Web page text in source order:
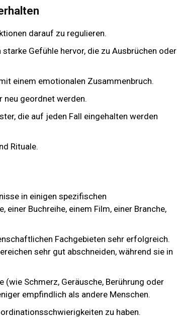
darauf zu regulieren.
Gefühle hervor, die zu Ausbrüchen oder
einem emotionalen Zusammenbruch.
neu geordnet werden.
die auf jeden Fall eingehalten werden
Rituale.
in einigen spezifischen
einer Buchreihe, einem Film, einer Branche,
Fachgebieten sehr erfolgreich.
sehr gut abschneiden, während sie in
Schmerz, Geräusche, Berührung oder
empfindlich als andere Menschen.
zu haben.